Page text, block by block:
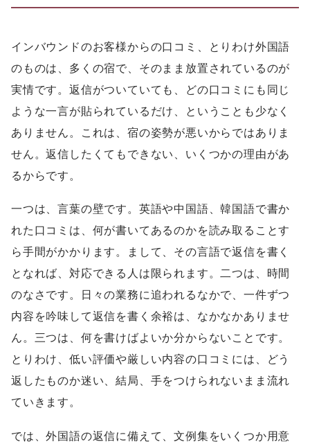
インバウンドのお客様からの口コミ、とりわけ外国語
のものは、多くの宿で、そのまま放置されているのが
実情です。返信がついていても、どの口コミにも同じ
ような一言が貼られているだけ、ということも少なく
ありません。これは、宿の姿勢が悪いからではありま
せん。返信したくてもできない、いくつかの理由があ
るからです。
一つは、言葉の壁です。英語や中国語、韓国語で書か
れた口コミは、何が書いてあるのかを読み取ることす
ら手間がかかります。まして、その言語で返信を書く
となれば、対応できる人は限られます。二つは、時間
のなさです。日々の業務に追われるなかで、一件ずつ
内容を吟味して返信を書く余裕は、なかなかありませ
ん。三つは、何を書けばよいか分からないことです。
とりわけ、低い評価や厳しい内容の口コミには、どう
返したものか迷い、結局、手をつけられないまま流れ
ていきます。
では、外国語の返信に備えて、文例集をいくつか用意